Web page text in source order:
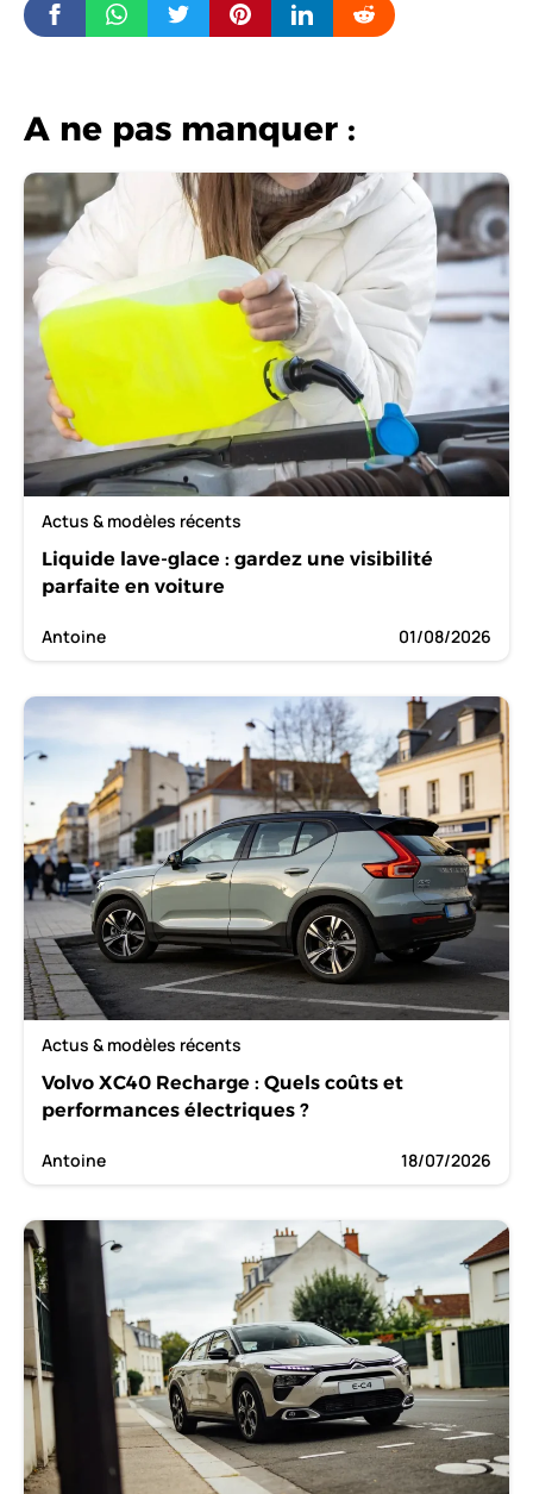
A ne pas manquer :
Actus & modèles récents
Liquide lave-glace : gardez une visibilité
parfaite en voiture
Antoine 01/08/2026
Actus & modèles récents
Volvo XC40 Recharge : Quels coûts et
performances électriques ?
Antoine 18/07/2026